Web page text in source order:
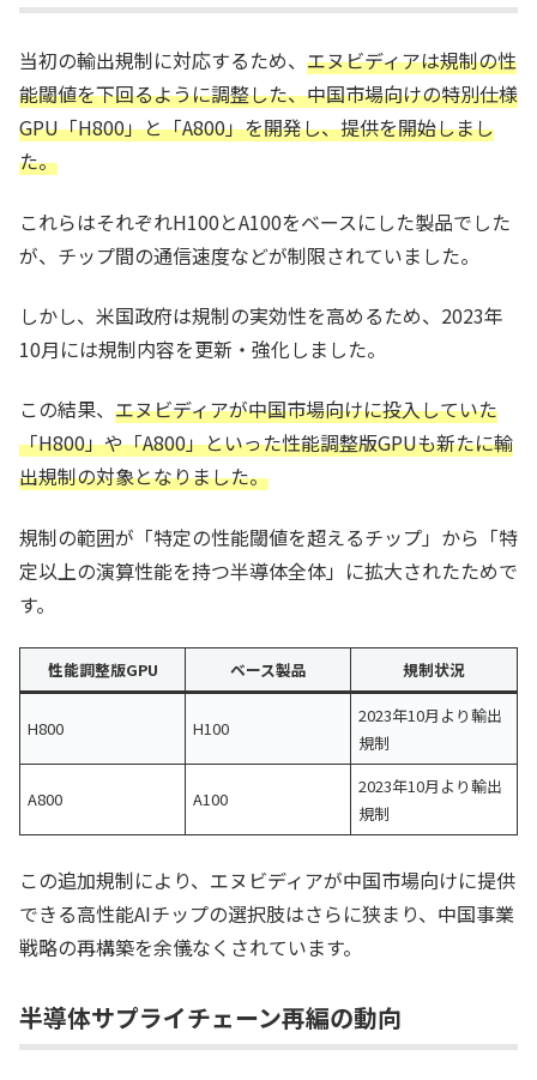
当初の輸出規制に対応するため、 エヌビディアは規制の性
能閾値を下回るように調整した、中国市場向けの特別仕様
GPU「H800」と「A800」を開発し、提供を開始しまし
た。
これらはそれぞれH100とA100をベースにした製品でした
が、チップ間の通信速度などが制限されていました。
しかし、米国政府は規制の実効性を高めるため、2023年
10月には規制内容を更新・強化しました。
この結果、 エヌビディアが中国市場向けに投入していた
「H800」や「A800」といった性能調整版GPUも新たに輸
出規制の対象となりました。
規制の範囲が「特定の性能閾値を超えるチップ」から「特
定以上の演算性能を持つ半導体全体」に拡大されたためで
す。
性能調整版GPU ベース製品 規制状況
H800 H100
2023年10月より輸出
規制
A800 A100
2023年10月より輸出
規制
この追加規制により、エヌビディアが中国市場向けに提供
できる高性能AIチップの選択肢はさらに狭まり、中国事業
戦略の再構築を余儀なくされています。
半導体サプライチェーン再編の動向